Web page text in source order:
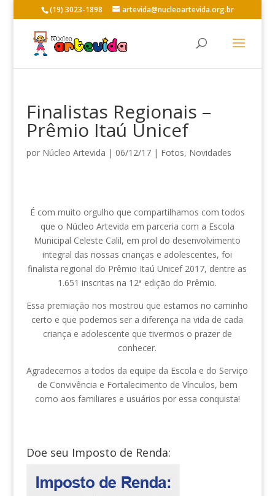
(19) 3023-1898 artevida@nucleoartevida.org.br
Finalistas Regionais –
Prêmio Itaú Unicef
por Núcleo Artevida | 06/12/17| Fotos, Novidades
É com muito orgulho que compartilhamos com todos
que o Núcleo Artevida em parceria com a Escola
Municipal Celeste Calil, em prol do desenvolvimento
integral das nossas crianças e adolescentes, foi
finalista regional do Prêmio Itaú Unicef 2017, dentre as
1.651 inscritas na 12ª edição do Prêmio.
Essa premiação nos mostrou que estamos no caminho
certo e que podemos ser a diferença na vida de cada
criança e adolescente que tivermos o prazer de
conhecer.
Agradecemos a todos da equipe da Escola e do Serviço
de Convivência e Fortalecimento de Vínculos, bem
como aos familiares e usuários por essa conquista!
Doe seu Imposto de Renda: